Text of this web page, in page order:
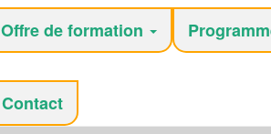
Offre de formation
Contact